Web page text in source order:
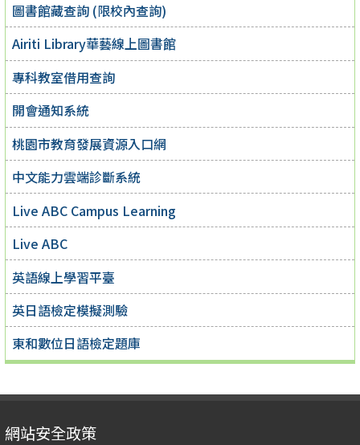
圖書館藏查詢 (限校內查詢)
Airiti Library華藝線上圖書館
專科教室借用查詢
開會通知系統
桃園市教育發展資源入口網
中文能力雲端診斷系統
Live ABC Campus Learning
Live ABC
英語線上學習平臺
英日語檢定模擬測驗
東和數位日語檢定題庫
網站安全政策